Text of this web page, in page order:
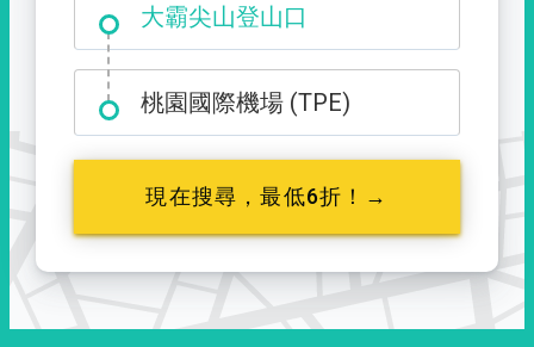
大霸尖山登山口
桃園國際機場 (TPE)
現在搜尋，最低6折！→